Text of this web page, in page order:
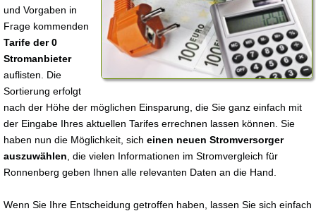
und Vorgaben in
Frage kommenden
Tarife der 0
Stromanbieter
auflisten. Die
Sortierung erfolgt
nach der Höhe der möglichen Einsparung, die Sie ganz einfach mit
der Eingabe Ihres aktuellen Tarifes errechnen lassen können. Sie
haben nun die Möglichkeit, sich einen neuen Stromversorger
auszuwählen , die vielen Informationen im Stromvergleich für
Ronnenberg geben Ihnen alle relevanten Daten an die Hand.
Wenn Sie Ihre Entscheidung getroffen haben, lassen Sie sich einfach